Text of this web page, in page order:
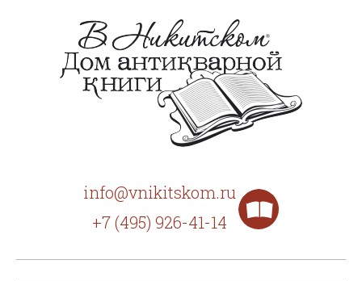
info@vnikitskom.ru
+7 (495) 926-41-14